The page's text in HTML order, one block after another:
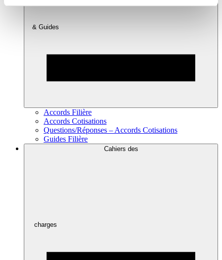
& Guides
Accords Filière
Accords Cotisations
Questions/Réponses – Accords Cotisations
Guides Filière
Cahiers des
charges